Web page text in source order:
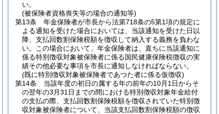
い。
(被保険者資格喪失等の場合の通知等)
第13条
年金保険者が市長から法第718条の5第1項の規定に
よる通知を受けた場合においては、当該通知を受けた日以
降、支払回数割保険税額を徴収して納入する義務を負わな
い。
この場合において、年金保険者は、直ちに当該通知に
係る特別徴収対象被保険者に係る国民健康保険税徴収の実
績その他必要な事項を市長に通知しなければならない。
(既に特別徴収対象被保険者であつた者に係る仮徴収)
第14条
当該年度の初日の属する年の前年の10月1日からそ
の翌年の3月31日までの間における特別徴収対象年金給付
の支払の際、支払回数割保険税額を徴収されていた特別徴
収対象被保険者について、当該支払回数割保険税額の徴収